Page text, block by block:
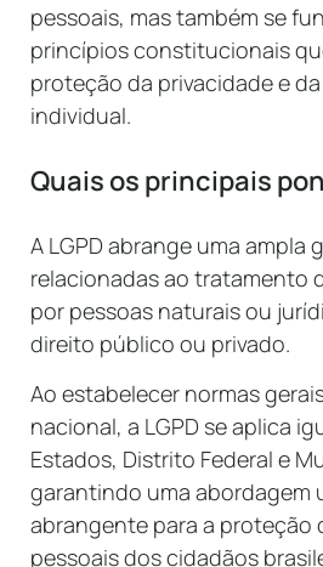
pessoais, mas também se
princípios constitucionais
proteção da privacidade e
individual.
Quais os principais
A LGPD abrange uma ampla
relacionadas ao tratamento
por pessoas naturais ou
direito público ou privado.
Ao estabelecer normas
nacional, a LGPD se aplica
Estados, Distrito Federal e
garantindo uma abordagem
abrangente para a proteção
pessoais dos cidadãos